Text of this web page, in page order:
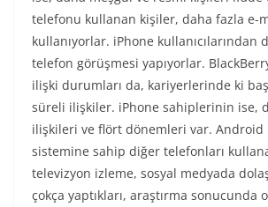
telefonu kullanan kişiler, daha fazla e-
kullanıyorlar. iPhone kullanıcılarından
telefon görüşmesi yapıyorlar.
ilişki durumları da, kariyerlerinde ki
süreli ilişkiler. iPhone sahiplerinin ise,
ilişkileri ve flört dönemleri var. Android
sistemine sahip diğer telefonları
televizyon izleme, sosyal medyada
çokça yaptıkları, araştırma sonucunda